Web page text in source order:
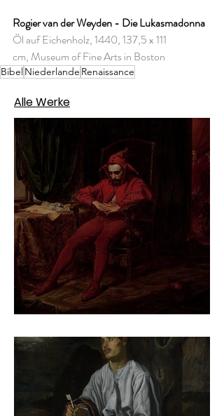
Rogier van der Weyden - Die Lukasmadonna
Öl auf Eichenholz, 1440, 137,5 x 111
cm, Museum of Fine Arts in Boston
BibelNiederlande Renaissance
Alle Werke